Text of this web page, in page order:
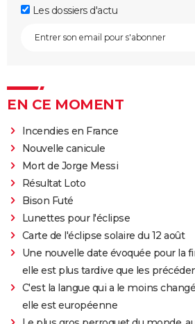
Les dossiers d'actu
EN CE MOMENT
Incendies en France
Nouvelle canicule
Mort de Jorge Messi
Résultat Loto
Bison Futé
Lunettes pour l'éclipse
Carte de l'éclipse solaire du 12 août
Une nouvelle date évoquée pour la
elle est plus tardive que les
C'est la langue qui a le moins
elle est européenne